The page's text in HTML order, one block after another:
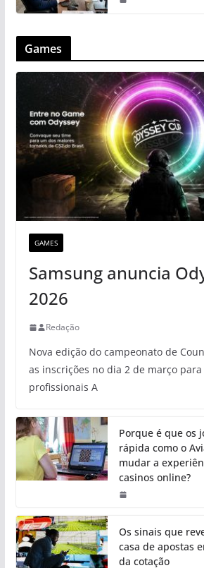
Games
GAMES
Samsung anuncia
2026
Redação
Nova edição do campeonato de
as inscrições no dia 2 de março
profissionais A
Porque é que os
rápida como o
mudar a
casinos online?
Os sinais que
casa de apostas
da cotação